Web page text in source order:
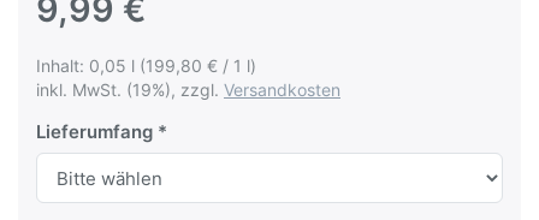
9,99 €
Inhalt: 0,05 l (199,80 € / 1 l)
inkl. MwSt. (19%), zzgl. Versandkosten
Lieferumfang